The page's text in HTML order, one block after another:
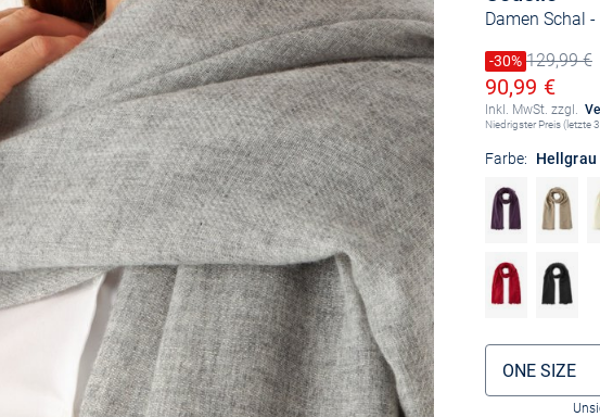
Damen Schal -
Preis reduziert
-30%
Alter Preis129,99 €
Ermäßigter
90,99 €
Inkl. MwSt. zzgl.
Niedrigster Preis (letzte
Farbe: Hellgrau
Größenauswahl
ONE SIZE